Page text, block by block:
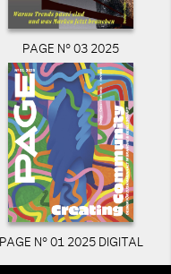
PAGE N° 03 2025
PAGE N° 01 2025 DIGITAL